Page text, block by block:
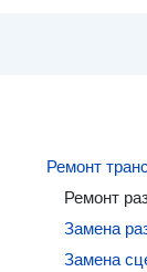
Ремонт
Ремонт
Замена
Замена